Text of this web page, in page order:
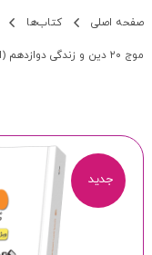
صفحه اصلی کتاب‌ها
موج ۲۰ دین و زندگی دوازدهم (انسانی)
جدید